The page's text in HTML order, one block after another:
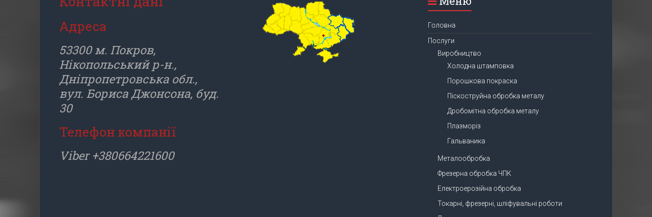
Адреса
53300 м. Покров,
Нікопольський р-н.,
Дніпропетровська обл.,
вул. Бориса Джонсона, буд.
30
Телефон компанії
Viber +380664221600
Головна
Послуги
Виробництво
Холодна штамповка
Порошкова покраска
Піскоструйна обробка металу
Дробомітна обробка металу
Плазморіз
Гальваника
Металообробка
Фрезерна обробка ЧПК
Електроерозійна обробка
Токарні, фрезерні, шліфувальні роботи